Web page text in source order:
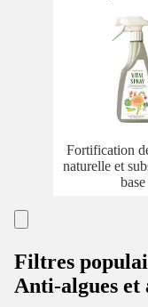
Fortification
naturelle et
base
Filtres
Anti-algues et